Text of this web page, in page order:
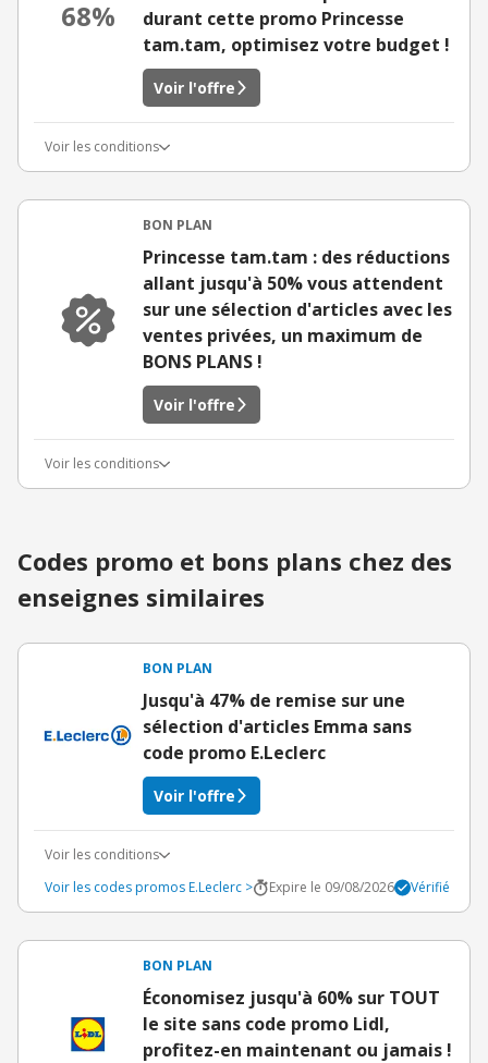
68%
durant cette promo Princesse
tam.tam, optimisez votre budget !
Voir l'offre
Voir les conditions
BON PLAN
Princesse tam.tam : des réductions
allant jusqu'à 50% vous attendent
sur une sélection d'articles avec les
ventes privées, un maximum de
BONS PLANS !
Voir l'offre
Voir les conditions
Codes promo et bons plans chez des
enseignes similaires
BON PLAN
Jusqu'à 47% de remise sur une
sélection d'articles Emma sans
code promo E.Leclerc
Voir l'offre
Voir les conditions
Voir les codes promos E.Leclerc >
Expire le 09/08/2026 Vérifié
BON PLAN
Économisez jusqu'à 60% sur TOUT
le site sans code promo Lidl,
profitez-en maintenant ou jamais !